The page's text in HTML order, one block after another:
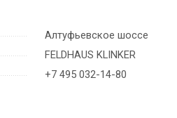
Алтуфьевское шоссе
FELDHAUS KLINKER
+7 495 032-14-80